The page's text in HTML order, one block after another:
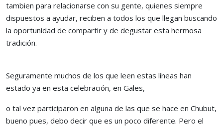
tambien para relacionarse con su gente, quienes siempre
dispuestos a ayudar, reciben a todos los que llegan buscando
la oportunidad de compartir y de degustar esta hermosa
tradición.
Seguramente muchos de los que leen estas líneas han
estado ya en esta celebración, en Gales,
o tal vez participaron en alguna de las que se hace en Chubut,
bueno pues, debo decir que es un poco diferente. Pero el